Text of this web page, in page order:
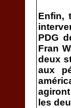
Enfin,
PDG
Fran
deux
aux
les